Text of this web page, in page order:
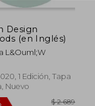
40%
dcto. $
Design
(en Inglés)
L&Ouml;W
1 Edición, Tapa
Nuevo